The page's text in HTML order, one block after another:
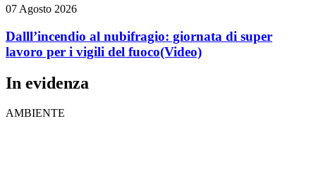
07 Agosto 2026
Dalll’incendio al nubifragio: giornata di super
lavoro per i vigili del fuoco(Video)
In evidenza
AMBIENTE